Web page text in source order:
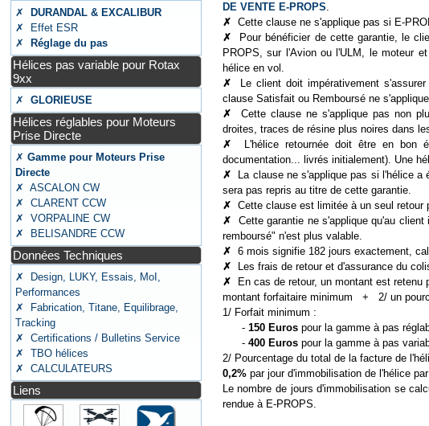
✗
DURANDAL & EXCALIBUR
✗ Effet ESR
✗
Réglage du pas
Hélices pas variable pour Rotax
9xx
✗GLORIEUSE
Hélices réglables pour Moteurs
Prise Directe
✗Gamme pour Moteurs Prise
Directe
✗ ASCALON CW
✗ CLARENT CCW
✗ VORPALINE CW
✗ BELISANDRE CCW
Données Techniques
✗ Design, LUKY, Essais, MoI,
Performances
✗ Fabrication, Titane, Equilibrage,
Tracking
✗ Certifications / Bulletins Service
✗ TBO hélices
✗ CALCULATEURS
Liens
DE VENTE E-PROPS.
✗ Cette clause ne s'applique pas si E-
✗
Pour bénéficier de cette garantie, le
PROPS, sur l'Avion ou l'ULM, le moteur
hélice en vol.
✗
Le client doit impérativement
clause Satisfait ou Remboursé ne
✗ Cette clause ne s'applique pas non
droites, traces de résine plus noires dans
✗
L'hélice retournée doit être en bon
documentation... livrés initialement). Une
✗
La clause ne s'applique pas si l'hélice
sera pas repris au titre de cette garantie.
✗ Cette clause est limitée à un seul retour
✗ Cette garantie ne s'applique qu'au
remboursé" n'est plus valable.
✗ 6 mois signifie 182 jours exactement,
✗
Les frais de retour et d'assurance du
✗
En cas de retour, un montant est
montant forfaitaire minimum + 2/ un
1/ Forfait minimum :
- 150 Eurospour la gamme à pas
- 400 Eurospour la gamme à pas
2/ Pourcentage du total de la facture de
0,2%par jour d'immobilisation de l'hélice
Le nombre de jours d'immobilisation se
rendue à E-PROPS.